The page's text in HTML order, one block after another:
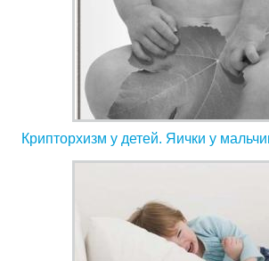
Крипторхизм у детей. Яички у